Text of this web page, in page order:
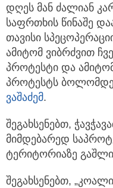
დღეს მან ძალიან
საფრთხის წინაშე
თავისი
ამიტომ ვიბრძვით
პროტესტი და
პროტესტს
ვაშაძემ.
შეგახსენებთ,
მიმდებარედ
ტერიტორიაზე
შეგახსენებთ,